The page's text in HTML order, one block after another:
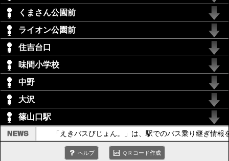
くまさん公園前
ライオン公園前
住吉台口
味間小学校
中野
大沢
篠山口駅
「えきバスびじょん。」は、駅でのバス乗り継ぎ情
ヘルプ ＱＲコード作成